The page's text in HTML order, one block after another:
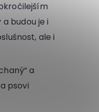
budou je i
ale i
a
psovi